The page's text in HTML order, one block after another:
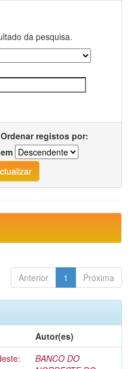
da pesquisa.
Ordenar registos por:
Anterior 1 Próxima
Autor(es)
BANCO DO